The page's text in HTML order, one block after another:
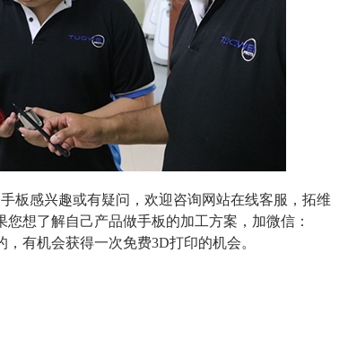
板感兴趣或有疑问，欢迎咨询网站在线客服，拓维
想了解自己产品做手板的加工方案，加微信：
，有机会获得一次免费3D打印的机会。